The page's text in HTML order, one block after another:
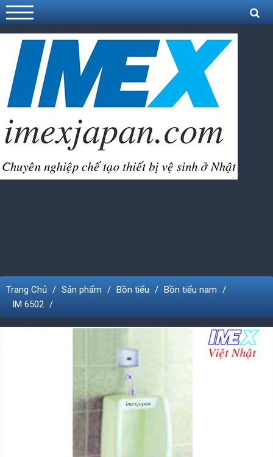
Trang Chủ Sản phẩm Bồn tiểu
Bồn tiểu nam
IM 6502